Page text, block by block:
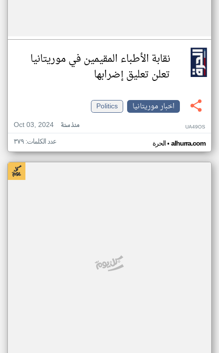
نقابة الأطباء المقيمين في موريتانيا
تعلن تعليق إضرابها
اخبار موريتانيا
Politics
Oct 03, 2024
منذ سنة UA49OS
الحرة• alhurra.com عدد الكلمات: ٣٧٩